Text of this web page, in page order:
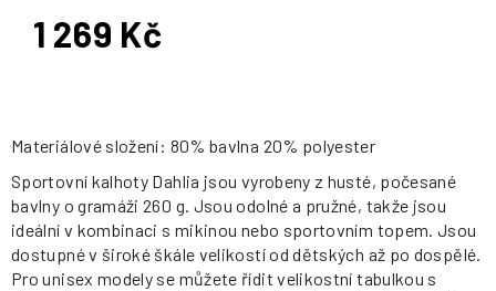
1 269 Kč
Měrná
Materiálové složení: 80% bavlna 20% polyester
Sportovní kalhoty Dahlia jsou vyrobeny z husté, počesané
bavlny o gramáži 260 g. Jsou odolné a pružné, takže jsou
ideální v kombinaci s mikinou nebo sportovním topem. Jsou
dostupné v široké škále velikostí od dětských až po dospělé.
Pro unisex modely se můžete řídit velikostní tabulkou s